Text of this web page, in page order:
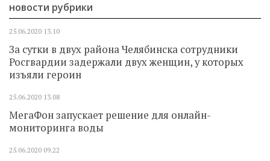
новости рубрики
25.06.2020 13.10
За сутки в двух района Челябинска сотрудники
Росгвардии задержали двух женщин, у которых
изъяли героин
25.06.2020 13.08
МегаФон запускает решение для онлайн-
мониторинга воды
25.06.2020 09.22